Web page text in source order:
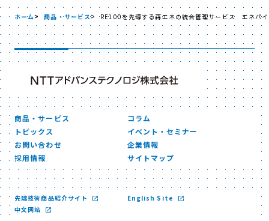
ホーム 商品・サービス RE100を先導する再エネの統合管理サービス エネパ
商品・サービス
コラム
トピックス
イベント・セミナー
お問い合わせ
企業情報
採用情報
サイトマップ
先端技術商品紹介サイト
English Site
中文网站